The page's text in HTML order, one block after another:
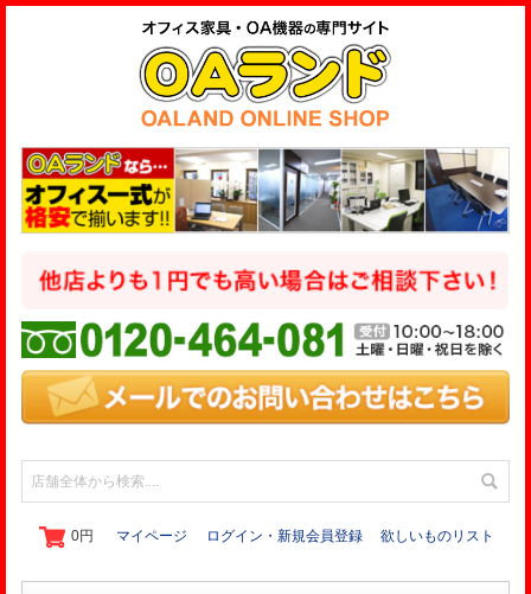
0円 マイページ ログイン・新規会員登録 欲しいものリスト